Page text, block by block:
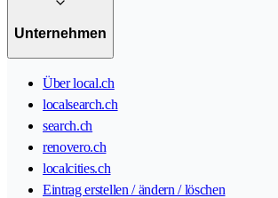
Unternehmen
Über local.ch
localsearch.ch
search.ch
renovero.ch
localcities.ch
Eintrag erstellen / ändern / löschen